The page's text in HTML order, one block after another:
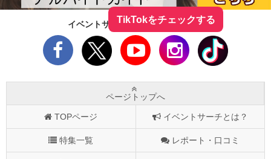
TikTokをチェックする
イベントサーチをフォローしよう！
ページトップへ
TOPページ イベントサーチとは？
特集一覧 レポート・口コミ